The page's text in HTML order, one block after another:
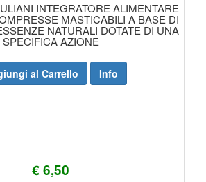
INTEGRATORE ALIMENTARE
MASTICABILI A BASE DI
NATURALI DOTATE DI UNA
SPECIFICA AZIONE
€ 6,50
al Carrello Info